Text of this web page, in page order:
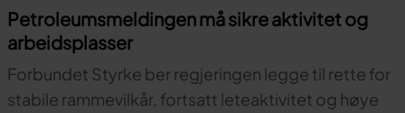
Petroleumsmeldingen må sikre aktivitet og
arbeidsplasser
Forbundet Styrke ber regjeringen legge til rette for
stabile rammevilkår, fortsatt leteaktivitet og høye